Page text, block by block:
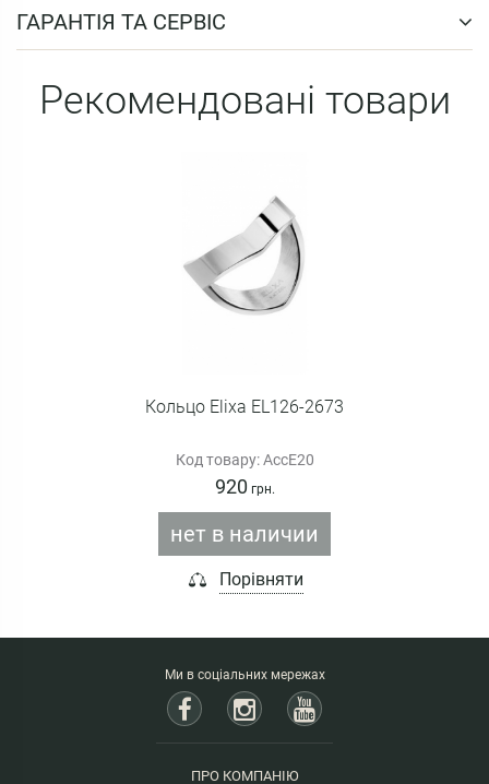
ГАРАНТІЯ ТА СЕРВІС
Рекомендовані товари
Кольцо Elixa EL126-2673
Код товару: AccE20
920 грн.
нет в наличии
Порівняти
Ми в соціальних мережах
ПРО КОМПАНІЮ